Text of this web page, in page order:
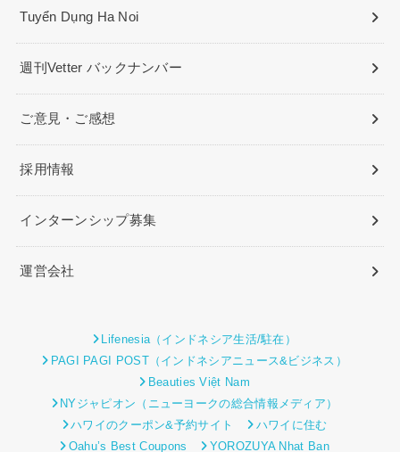
Tuyển Dụng Ha Noi
週刊Vetter バックナンバー
ご意見・ご感想
採用情報
インターンシップ募集
運営会社
Lifenesia（インドネシア生活/駐在）
PAGI PAGI POST（インドネシアニュース&ビジネス）
Beauties Việt Nam
NYジャピオン（ニューヨークの総合情報メディア）
ハワイのクーポン&予約サイト
ハワイに住む
Oahu’s Best Coupons
YOROZUYA Nhat Ban